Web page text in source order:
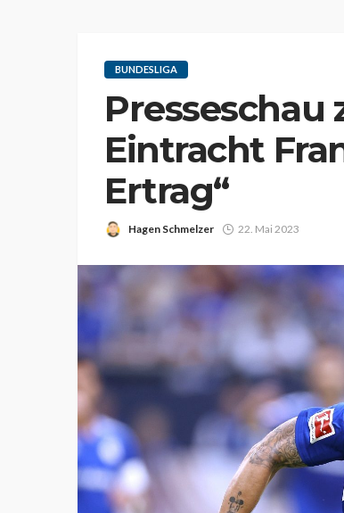
BUNDESLIGA
Presseschau
Eintracht
Ertrag“
Hagen Schmelzer 22. Mai 2023